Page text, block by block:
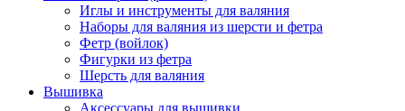
Иглы и инструменты для валяния
Наборы для валяния из шерсти и фетра
Фетр (войлок)
Фигурки из фетра
Шерсть для валяния
Вышивка
Аксессуары для вышивки